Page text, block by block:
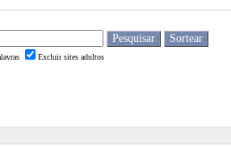
Excluir sites adultos